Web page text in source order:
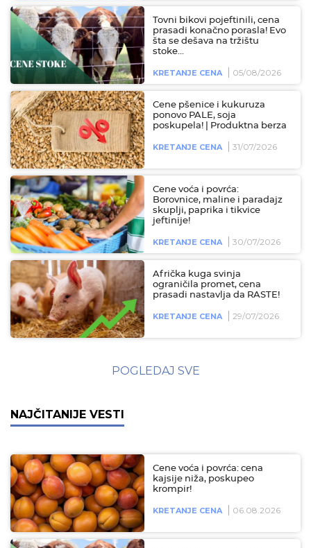
Tovni bikovi pojeftinili, cena
prasadi konačno porasla! Evo
šta se dešava na tržištu
stoke...
KRETANJE CENA 05/08/2026
Cene pšenice i kukuruza
ponovo PALE, soja
poskupela! | Produktna berza
KRETANJE CENA 31/07/2026
Cene voća i povrća:
Borovnice, maline i paradajz
skuplji, paprika i tikvice
jeftinije!
KRETANJE CENA 30/07/2026
Afrička kuga svinja
ograničila promet, cena
prasadi nastavlja da RASTE!
KRETANJE CENA 29/07/2026
POGLEDAJ SVE
NAJČITANIJE VESTI
Cene voća i povrća: cena
kajsije niža, poskupeo
krompir!
KRETANJE CENA 06.08.2026